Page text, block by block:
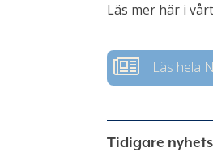
Läs mer här i vårt
Läs hela
Tidigare